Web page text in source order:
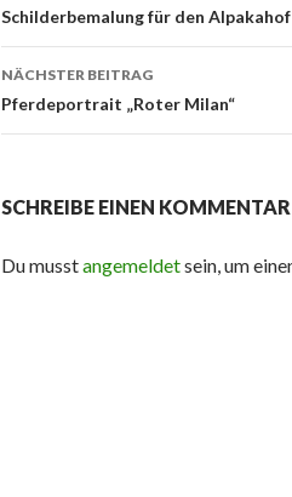
Navigation
Schilderbemalung für den Alpakahof
NÄCHSTER BEITRAG
Pferdeportrait „Roter Milan“
SCHREIBE EINEN KOMMENTAR
Du musstangemeldetsein, um